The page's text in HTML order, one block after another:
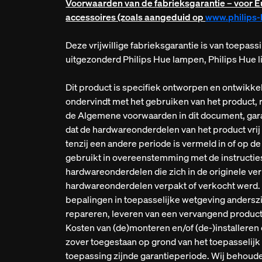
Voorwaarden van de fabrieksgarantie – voor
accessoires (zoals aangeduid op
Deze vrijwillige fabrieksgarantie is van
uitgezonderd Philips Hue lampen, Philips
Dit product is specifiek ontworpen en
ondervindt met het gebruiken van het
de Algemene voorwaarden in dit document,
dat de hardwareonderdelen van het product
tenzij een andere periode is vermeld in of op
gebruikt in overeenstemming met de
hardwareonderdelen die zich in de originele
hardwareonderdelen verpakt of verkocht
bepalingen in toepasselijke wetgeving
repareren, leveren van een vervangend
Kosten van (de)monteren en/of
zover toegestaan op grond van het
toepassing zijnde garantieperiode. Wij